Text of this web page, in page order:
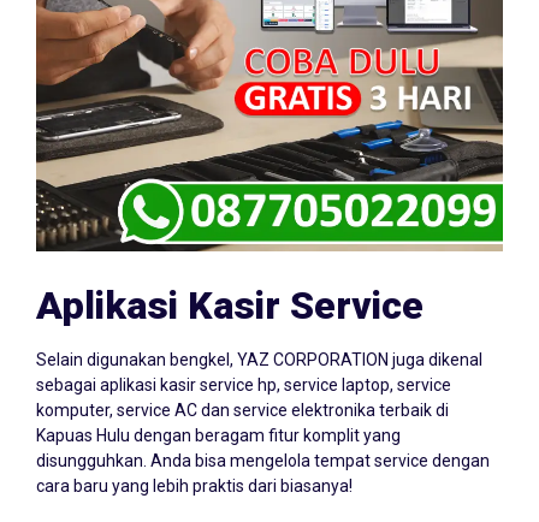
Aplikasi Kasir Service
Selain digunakan bengkel, YAZ CORPORATION juga dikenal
sebagai aplikasi kasir service hp, service laptop, service
komputer, service AC dan service elektronika terbaik di
Kapuas Hulu dengan beragam fitur komplit yang
disungguhkan. Anda bisa mengelola tempat service dengan
cara baru yang lebih praktis dari biasanya!